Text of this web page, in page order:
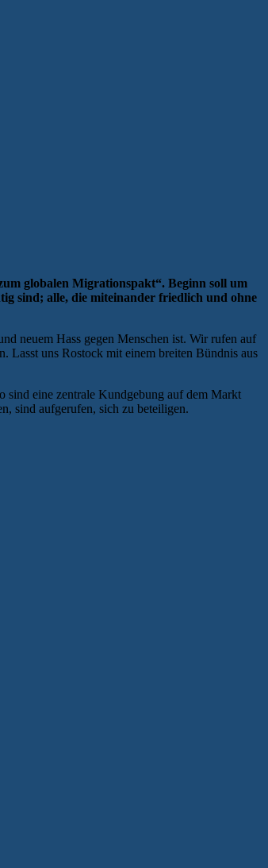
globalen Migrationspakt“. Beginn soll um
sind; alle, die miteinander friedlich und ohne
neuem Hass gegen Menschen ist. Wir rufen auf
Lasst uns Rostock mit einem breiten Bündnis aus
sind eine zentrale Kundgebung auf dem Markt
sind aufgerufen, sich zu beteiligen.